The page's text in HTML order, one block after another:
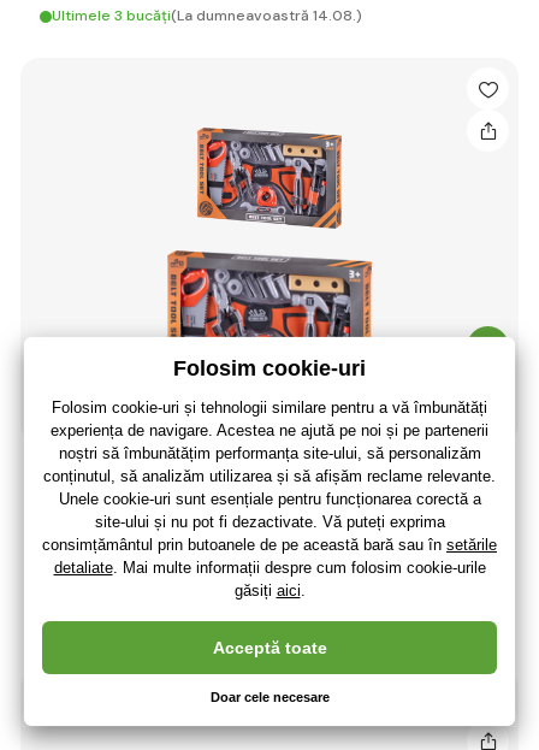
Ultimele 3 bucăți(La dumneavoastră 14.08.)
Set de unelte 6 buc cu curea 83cm și accesorii
,26 lei
74,59 leifără TVA
+ 19 puncte
În stoc 5 buc(La dumneavoastră 14.08.)